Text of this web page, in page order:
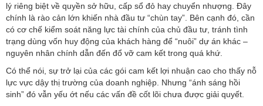
lý riêng biệt về quyền sở hữu, cấp sổ đỏ hay chuyển nhượng. Đây
chính là rào cản lớn khiến nhà đầu tư “chùn tay”. Bên cạnh đó, cần
có cơ chế kiểm soát năng lực tài chính của chủ đầu tư, tránh tình
trạng dùng vốn huy động của khách hàng để “nuôi” dự án khác –
nguyên nhân chính dẫn đến đổ vỡ cam kết trong quá khứ.
Có thể nói, sự trở lại của các gói cam kết lợi nhuận cao cho thấy nỗ
lực vực dậy thị trường của doanh nghiệp. Nhưng “ánh sáng hồi
sinh” đó vẫn yếu ớt nếu các vấn đề cốt lõi chưa được giải quyết.